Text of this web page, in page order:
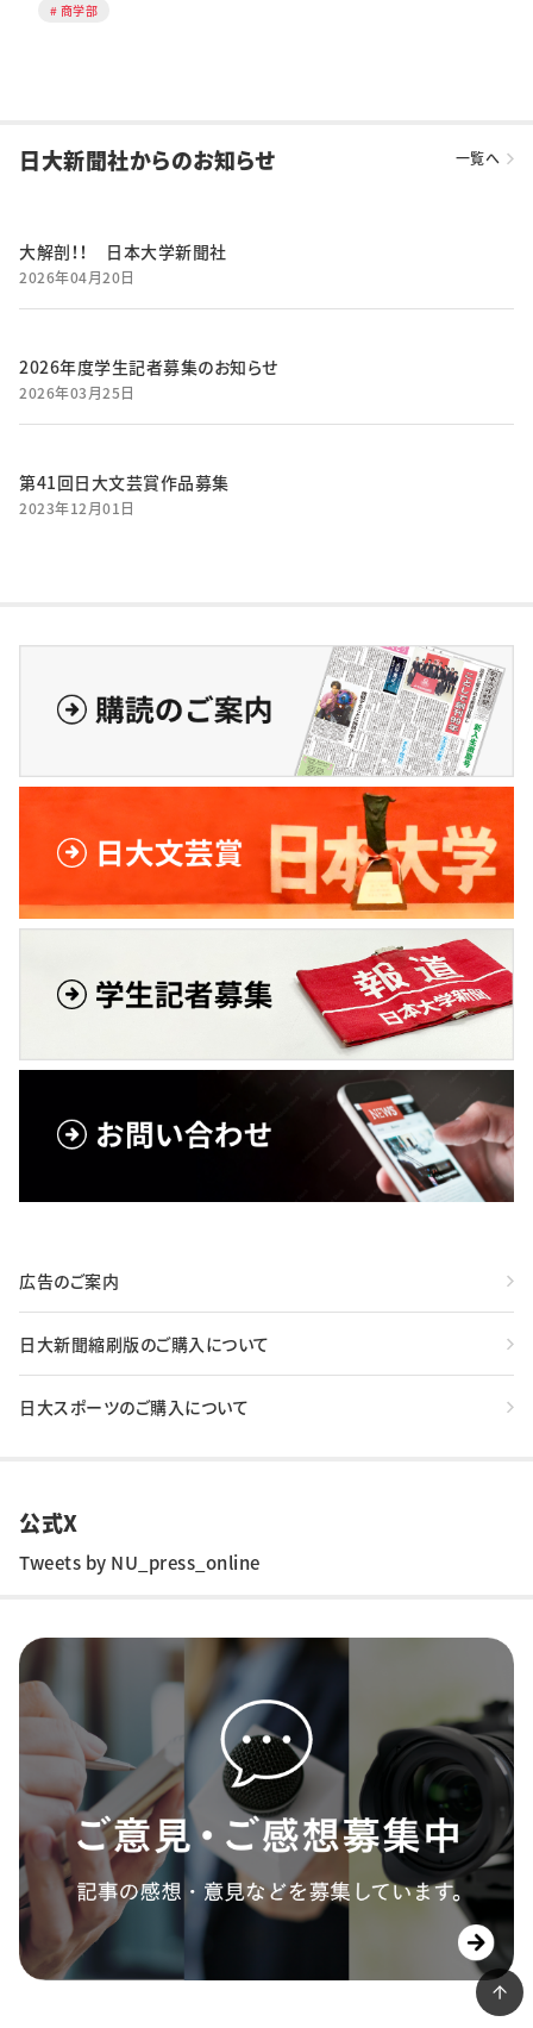
商学部
日大新聞社からのお知らせ 一覧へ
大解剖！！ 日本大学新聞社
2026年04月20日
2026年度学生記者募集のお知らせ
2026年03月25日
第41回日大文芸賞作品募集
2023年12月01日
広告のご案内
日大新聞縮刷版のご購入について
日大スポーツのご購入について
公式X
Tweets by NU_press_online